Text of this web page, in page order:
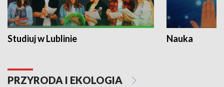
Studiuj w Lublinie Nauka
PRZYRODA I EKOLOGIA